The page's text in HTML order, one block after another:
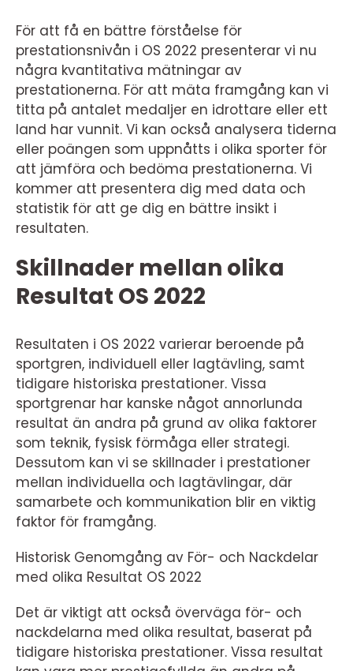
För att få en bättre förståelse för
prestationsnivån i OS 2022 presenterar vi nu
några kvantitativa mätningar av
prestationerna. För att mäta framgång kan vi
titta på antalet medaljer en idrottare eller ett
land har vunnit. Vi kan också analysera tiderna
eller poängen som uppnåtts i olika sporter för
att jämföra och bedöma prestationerna. Vi
kommer att presentera dig med data och
statistik för att ge dig en bättre insikt i
resultaten.
Skillnader mellan olika
Resultat OS 2022
Resultaten i OS 2022 varierar beroende på
sportgren, individuell eller lagtävling, samt
tidigare historiska prestationer. Vissa
sportgrenar har kanske något annorlunda
resultat än andra på grund av olika faktorer
som teknik, fysisk förmåga eller strategi.
Dessutom kan vi se skillnader i prestationer
mellan individuella och lagtävlingar, där
samarbete och kommunikation blir en viktig
faktor för framgång.
Historisk Genomgång av För- och Nackdelar
med olika Resultat OS 2022
Det är viktigt att också överväga för- och
nackdelarna med olika resultat, baserat på
tidigare historiska prestationer. Vissa resultat